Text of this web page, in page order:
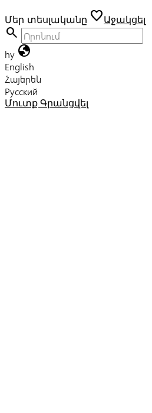
Մեր տեսլականը favoriteԱջակցել
search
hy globe
English
Հայերեն
Русский
Մուտք Գրանցվել